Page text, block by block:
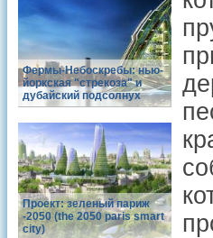
Фермы-Небоскребы: нью-
йоркская "стрекоза" и
дубайский подсолнух
Проект: зеленый париж
-2050 (the 2050 paris smart
city)